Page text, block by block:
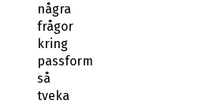
några
frågor
kring
passform
så
tveka